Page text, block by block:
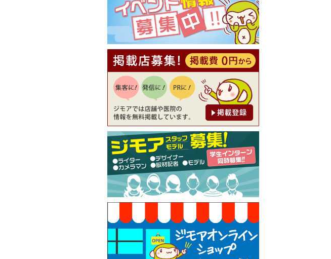
【ジモア読者特典1】料理全品
20％OFF ※18時以降（創作イ
タリアン Pia Cuore（ピアクオ
ーレ））
[有効期限]2026年9月30日
【ジモア限定②】初回割引 特
価 鼻毛脱毛 半額 2,200円⇒1,1
00円（メンズ専門ワックス脱
毛サロン Mickle（ミック
ル））
[有効期限]2026年9月30日
【ジモア限定特典①】まつ毛
カール 3,850円→ 2,750円（Pr
emiere（プルミエール））
[有効期限]2026年9月30日
焼き餃子 一皿サービス（餃子
酒場たっちゃん 西早稲田
店）
[有効期限]2026年9月30日